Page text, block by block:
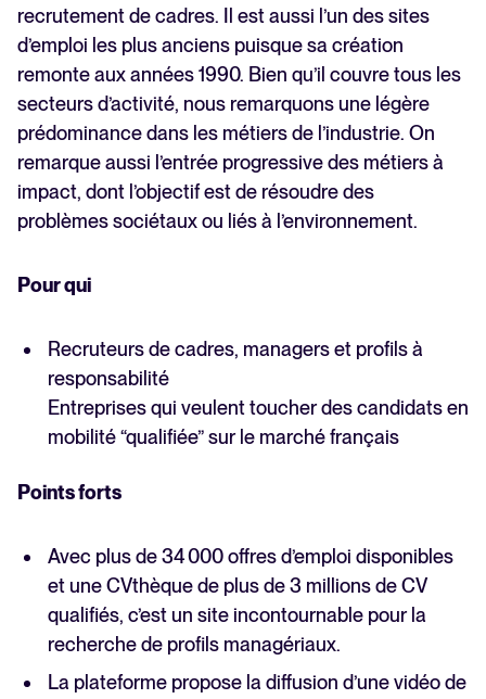
recrutement de cadres. Il est aussi l’un des sites
d’emploi les plus anciens puisque sa création
remonte aux années 1990. Bien qu’il couvre tous les
secteurs d’activité, nous remarquons une légère
prédominance dans les métiers de l’industrie. On
remarque aussi l’entrée progressive des métiers à
impact, dont l’objectif est de résoudre des
problèmes sociétaux ou liés à l’environnement.
Pour qui
Recruteurs de cadres, managers et profils à
responsabilité
Entreprises qui veulent toucher des candidats en
mobilité “qualifiée” sur le marché français
Points forts
Avec plus de 34 000 offres d’emploi disponibles
et une CVthèque de plus de 3 millions de CV
qualifiés, c’est un site incontournable pour la
recherche de profils managériaux.
La plateforme propose la diffusion d’une vidéo de